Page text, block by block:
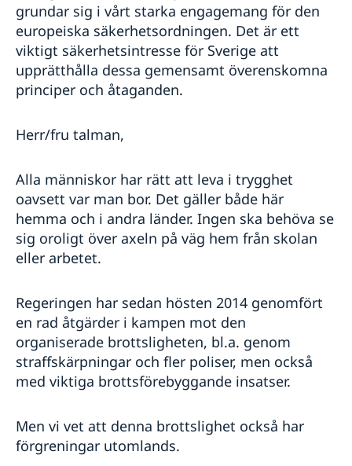
grundar sig i vårt starka engagemang för den
europeiska säkerhetsordningen. Det är ett
viktigt säkerhetsintresse för Sverige att
upprätthålla dessa gemensamt överenskomna
principer och åtaganden.
Herr/fru talman,
Alla människor har rätt att leva i trygghet
oavsett var man bor. Det gäller både här
hemma och i andra länder. Ingen ska behöva se
sig oroligt över axeln på väg hem från skolan
eller arbetet.
Regeringen har sedan hösten 2014 genomfört
en rad åtgärder i kampen mot den
organiserade brottsligheten, bl.a. genom
straffskärpningar och fler poliser, men också
med viktiga brottsförebyggande insatser.
Men vi vet att denna brottslighet också har
förgreningar utomlands.